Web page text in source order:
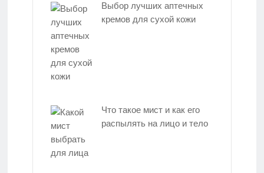
Выбор лучших аптечных
кремов для сухой кожи
Что такое мист и как его
распылять на лицо и тело